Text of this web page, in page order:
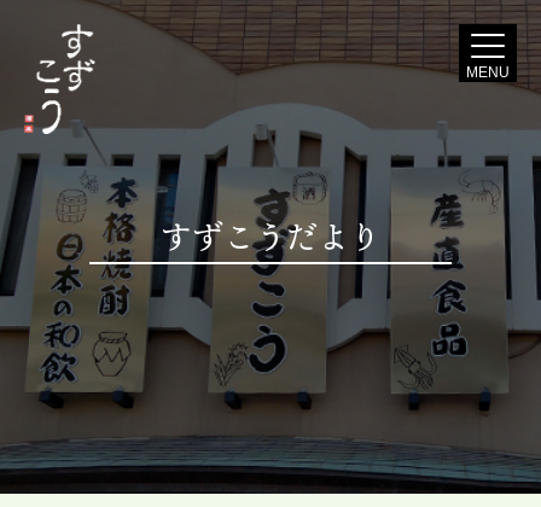
MENU
すずこうだより